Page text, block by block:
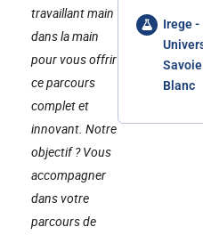
travaillant main
dans la main
pour vous offrir
ce parcours
complet et
innovant. Notre
objectif ? Vous
accompagner
dans votre
parcours de
Irege -
Blanc